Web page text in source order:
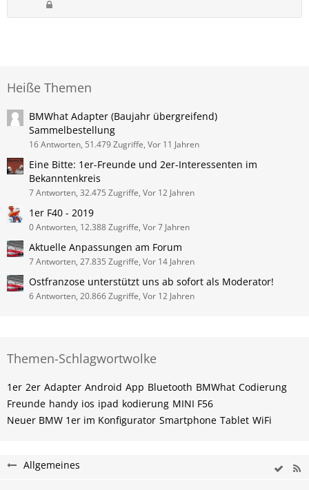
Heiße Themen
BMWhat Adapter (Baujahr übergreifend)
Sammelbestellung
16 Antworten, 51.479 Zugriffe, Vor 11 Jahren
Eine Bitte: 1er-Freunde und 2er-Interessenten im
Bekanntenkreis
7 Antworten, 32.475 Zugriffe, Vor 12 Jahren
1er F40 - 2019
0 Antworten, 12.388 Zugriffe, Vor 7 Jahren
Aktuelle Anpassungen am Forum
7 Antworten, 27.835 Zugriffe, Vor 14 Jahren
Ostfranzose unterstützt uns ab sofort als Moderator!
6 Antworten, 20.866 Zugriffe, Vor 12 Jahren
Themen-Schlagwortwolke
1er 2er Adapter Android App Bluetooth BMWhat Codierung
Freunde handy ios ipad kodierung MINI F56
Neuer BMW 1er im Konfigurator Smartphone Tablet WiFi
Allgemeines